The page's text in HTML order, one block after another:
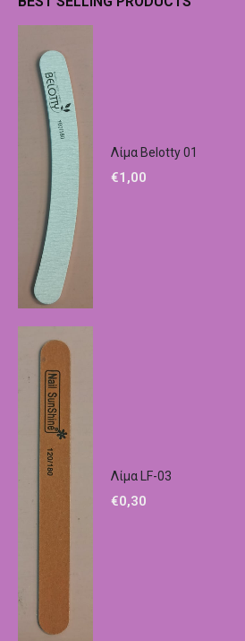
Λίμα Belotty 01
€1,00
Λίμα LF-03
€0,30